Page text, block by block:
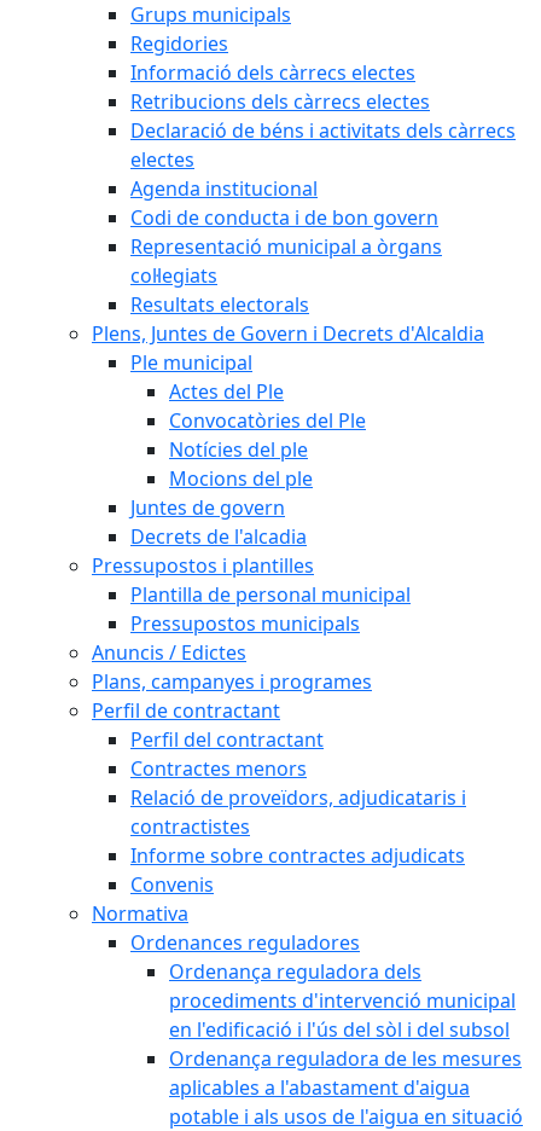
Grups municipals
Regidories
Informació dels càrrecs electes
Retribucions dels càrrecs electes
Declaració de béns i activitats dels càrrecs
electes
Agenda institucional
Codi de conducta i de bon govern
Representació municipal a òrgans
col·legiats
Resultats electorals
Plens, Juntes de Govern i Decrets d'Alcaldia
Ple municipal
Actes del Ple
Convocatòries del Ple
Notícies del ple
Mocions del ple
Juntes de govern
Decrets de l'alcadia
Pressupostos i plantilles
Plantilla de personal municipal
Pressupostos municipals
Anuncis / Edictes
Plans, campanyes i programes
Perfil de contractant
Perfil del contractant
Contractes menors
Relació de proveïdors, adjudicataris i
contractistes
Informe sobre contractes adjudicats
Convenis
Normativa
Ordenances reguladores
Ordenança reguladora dels
procediments d'intervenció municipal
en l'edificació i l'ús del sòl i del subsol
Ordenança reguladora de les mesures
aplicables a l'abastament d'aigua
potable i als usos de l'aigua en situació